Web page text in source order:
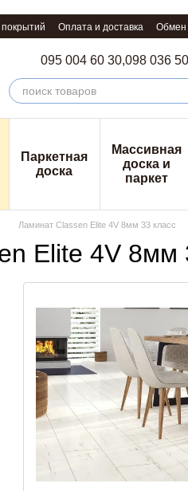
Оплата и доставка Обмен
095 004 60 30,098 036
Паркетная
доска
Массивная
доска и
паркет
Ламинат Classen Elite 4V 8мм 33 класс
Elite 4V 8мм